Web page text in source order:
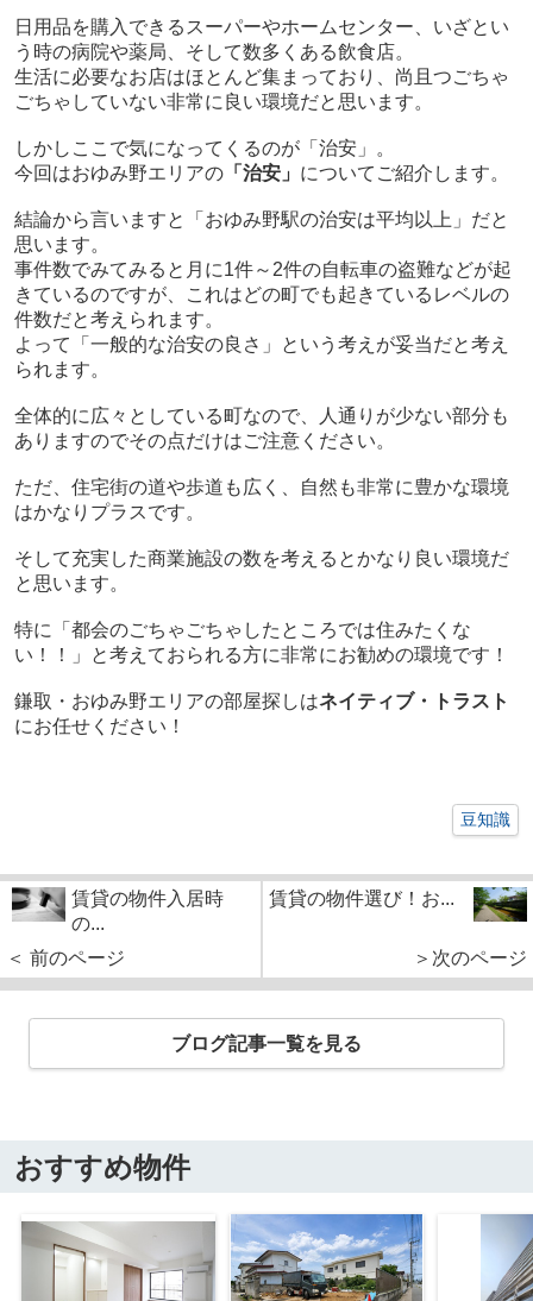
日用品を購入できるスーパーやホームセンター、いざとい
う時の病院や薬局、そして数多くある飲食店。
生活に必要なお店はほとんど集まっており、尚且つごちゃ
ごちゃしていない非常に良い環境だと思います。
しかしここで気になってくるのが「治安」。
今回はおゆみ野エリアの「治安」 についてご紹介します。
結論から言いますと「おゆみ野駅の治安は平均以上」だと
思います。
事件数でみてみると月に1件～2件の自転車の盗難などが起
きているのですが、これはどの町でも起きているレベルの
件数だと考えられます。
よって「一般的な治安の良さ」という考えが妥当だと考え
られます。
全体的に広々としている町なので、人通りが少ない部分も
ありますのでその点だけはご注意ください。
ただ、住宅街の道や歩道も広く、自然も非常に豊かな環境
はかなりプラスです。
そして充実した商業施設の数を考えるとかなり良い環境だ
と思います。
特に「都会のごちゃごちゃしたところでは住みたくな
い！！」と考えておられる方に非常にお勧めの環境です！
鎌取・おゆみ野エリアの部屋探しはネイティブ・トラスト
にお任せください！
豆知識
賃貸の物件入居時
の...
＜ 前のページ
賃貸の物件選び！お...
＞次のページ
ブログ記事一覧を見る
おすすめ物件